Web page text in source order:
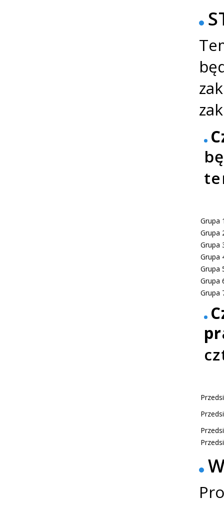
Grupa
Grupa
Grupa
Grupa
Grupa
Grupa
Grupa